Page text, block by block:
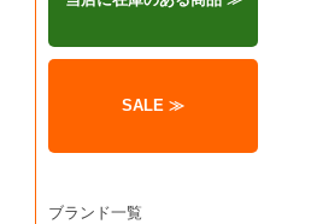
SALE ≫
ブランド一覧